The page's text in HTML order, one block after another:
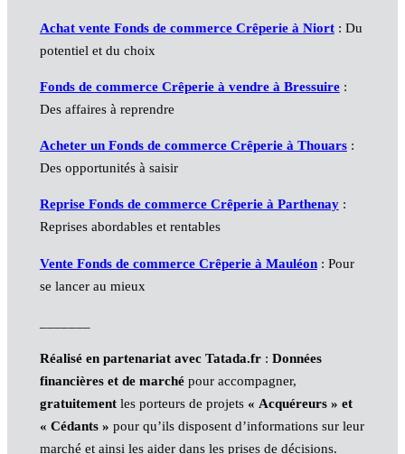
Achat vente Fonds de commerce Crêperie à Niort: Du
potentiel et du choix
Fonds de commerce Crêperie à vendre à Bressuire:
Des affaires à reprendre
Acheter un Fonds de commerce Crêperie à Thouars:
Des opportunités à saisir
Reprise Fonds de commerce Crêperie à Parthenay:
Reprises abordables et rentables
Vente Fonds de commerce Crêperie à Mauléon: Pour
se lancer au mieux
Réalisé en partenariat avec Tatada.fr: Données
financières et de marchépour accompagner,
gratuitement les porteurs de projets « Acquéreurs » et
« Cédants » pour qu’ils disposent d’informations sur leur
marché et ainsi les aider dans les prises de décisions.